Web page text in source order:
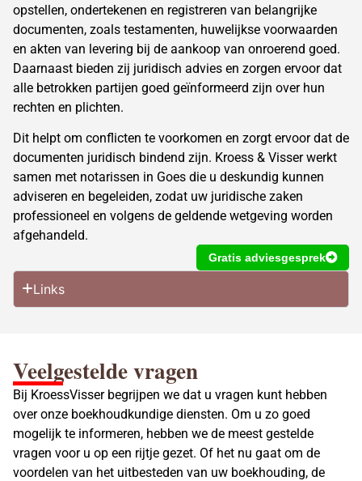
opstellen, ondertekenen en registreren van belangrijke
documenten, zoals testamenten, huwelijkse voorwaarden
en akten van levering bij de aankoop van onroerend goed.
Daarnaast bieden zij juridisch advies en zorgen ervoor dat
alle betrokken partijen goed geïnformeerd zijn over hun
rechten en plichten.
Dit helpt om conflicten te voorkomen en zorgt ervoor dat de
documenten juridisch bindend zijn. Kroess & Visser werkt
samen met notarissen in Goes die u deskundig kunnen
adviseren en begeleiden, zodat uw juridische zaken
professioneel en volgens de geldende wetgeving worden
afgehandeld.
Gratis adviesgesprek
Links
Veelgestelde vragen
Bij KroessVisser begrijpen we dat u vragen kunt hebben
over onze boekhoudkundige diensten. Om u zo goed
mogelijk te informeren, hebben we de meest gestelde
vragen voor u op een rijtje gezet. Of het nu gaat om de
voordelen van het uitbesteden van uw boekhouding, de